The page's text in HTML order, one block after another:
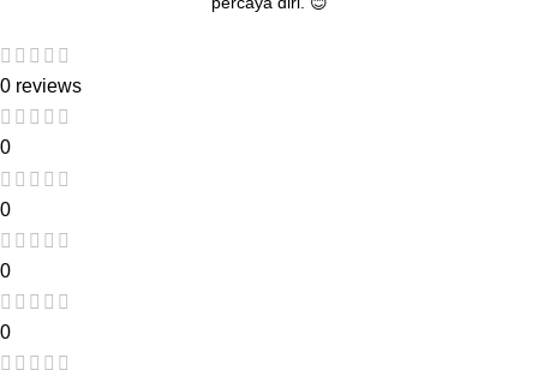
0 reviews
0
0
0
0